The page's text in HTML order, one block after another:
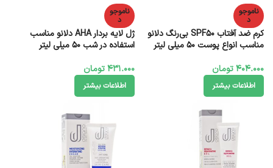
ناموجو
د
کرم ضد آفتاب SPF50 بی‌رنگ دلانو
مناسب انواع پوست 50 میلی‌ لیتر
404.000تومان
اطلاعات بیشتر
ناموجو
د
ژل لایه بردار AHA دلانو مناسب
استفاده در شب 50 میلی لیتر
431.000تومان
اطلاعات بیشتر